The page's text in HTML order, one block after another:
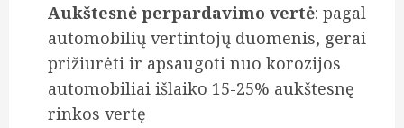
Aukštesnė perpardavimo vertė: pagal
automobilių vertintojų duomenis, gerai
prižiūrėti ir apsaugoti nuo korozijos
automobiliai išlaiko 15-25% aukštesnę
rinkos vertę